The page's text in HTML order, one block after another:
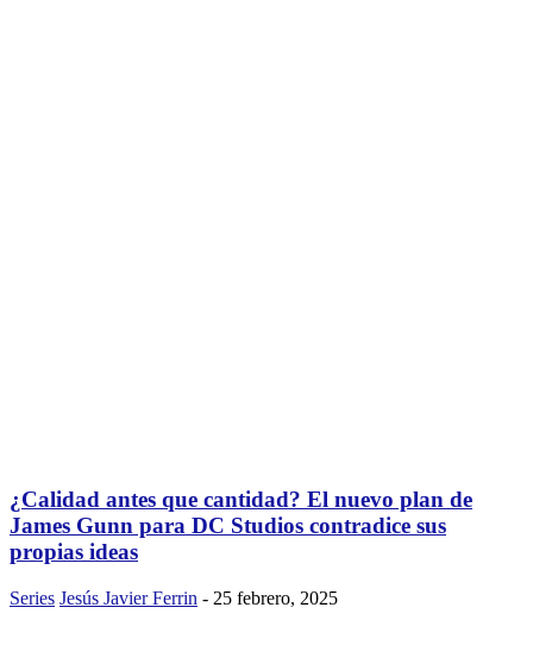
¿Calidad antes que cantidad? El nuevo plan de
James Gunn para DC Studios contradice sus
propias ideas
Series Jesús Javier Ferrin - 25 febrero, 2025